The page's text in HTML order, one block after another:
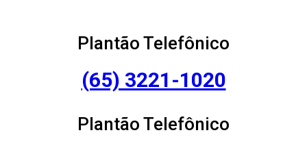
Plantão Telefônico
(65) 3221-1020
Plantão Telefônico